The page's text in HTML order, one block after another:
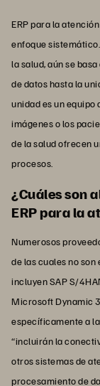
ERP para la
enfoque
la salud, aún se
de datos hasta la
unidad es un
imágenes o los
de la salud ofrecen
procesos.
¿Cuáles son
ERP para la
Numerosos
de las cuales no
incluyen SAP S/
Microsoft Dynamic
específicamente a
“incluirán la
otros sistemas de
procesamiento de